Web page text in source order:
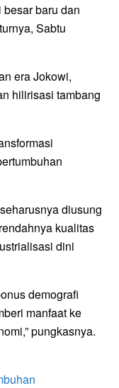
besar baru dan
Sabtu
era Jokowi,
hilirisasi tambang
diusung
kualitas
dini
demografi
manfaat ke
pungkasnya.